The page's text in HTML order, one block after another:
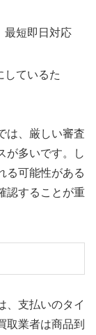
最短即日対応
しているた
は、厳しい審査
が多いです。し
る可能性がある
認することが重
、支払いのタイ
取業者は商品到